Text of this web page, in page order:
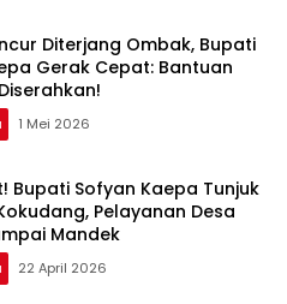
Diterjang Ombak, Bupati
Gerak Cepat: Bantuan
1 Mei 2026
Bupati Sofyan Kaepa Tunjuk
Pelayanan Desa
Mandek
22 April 2026